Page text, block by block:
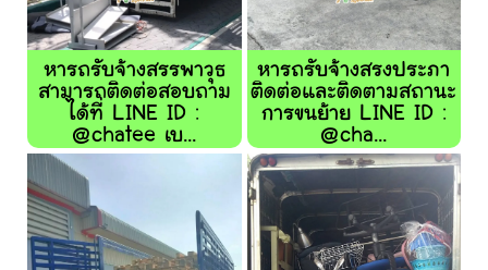
หารถรับจ้างสรรพาวุธ
สามารถติดต่อสอบถาม
ได้ที่ LINE ID :
@chatee เบ...
หารถรับจ้างสรงประภา
ติดต่อและติดตามสถานะ
การขนย้าย LINE ID :
@cha...